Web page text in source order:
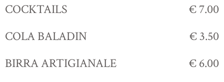
COCKTAILS
€ 7.00
COLA BALADIN
€ 3.50
BIRRA ARTIGIANALE
€ 6.00